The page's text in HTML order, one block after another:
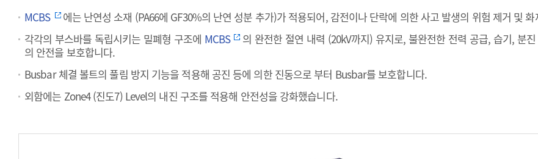
MCBS
에는 난연성 소재 (PA66에 GF30%의 난연 성분 추가)가 적용되어, 감전이나 단락에 의한 사고 발생의 위험 제거 및
각각의 부스바를 독립시키는 밀폐형 구조에 MCBS
의 완전한 절연 내력 (20kV까지) 유지로, 불완전한 전력 공급, 습기, 분
의 안전을 보호합니다.
Busbar 체결 볼트의 풀림 방지 기능을 적용해 공진 등에 의한 진동으로 부터 Busbar를 보호합니다.
외함에는 Zone4 (진도7) Level의 내진 구조를 적용해 안전성을 강화했습니다.